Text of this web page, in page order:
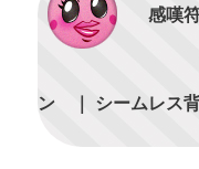
感嘆
ン ｜ シームレス